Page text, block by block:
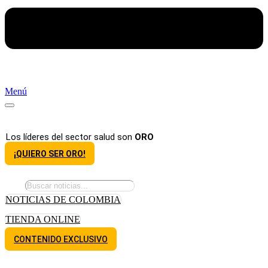
Menú
Los líderes del sector salud son ORO
¡QUIERO SER ORO!
NOTICIAS DE COLOMBIA
TIENDA ONLINE
CONTENIDO EXCLUSIVO